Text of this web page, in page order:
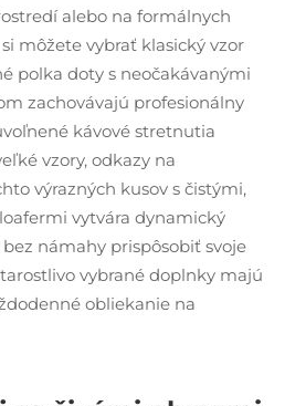
alebo na formálnych
môžete vybrať klasický vzor
polka doty s neočakávanými
zachovávajú profesionálny
kávové stretnutia
vzory, odkazy na
výrazných kusov s čistými,
vytvára dynamický
námahy prispôsobiť svoje
vybrané doplnky majú
obliekanie na